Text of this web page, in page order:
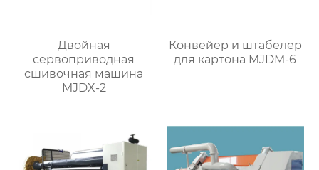
Двойная
сервоприводная
сшивочная машина
MJDX-2
Конвейер и штабелер
для картона MJDM-6